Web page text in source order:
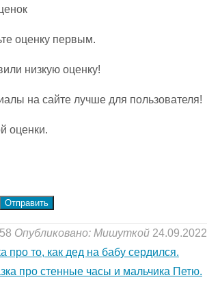
оценку первым.
низкую оценку!
на сайте лучше для пользователя!
оценки.
Отправить
Опубликовано: Мишуткой 24.09.2022
то, как дед на бабу сердился.
про стенные часы и мальчика Петю.